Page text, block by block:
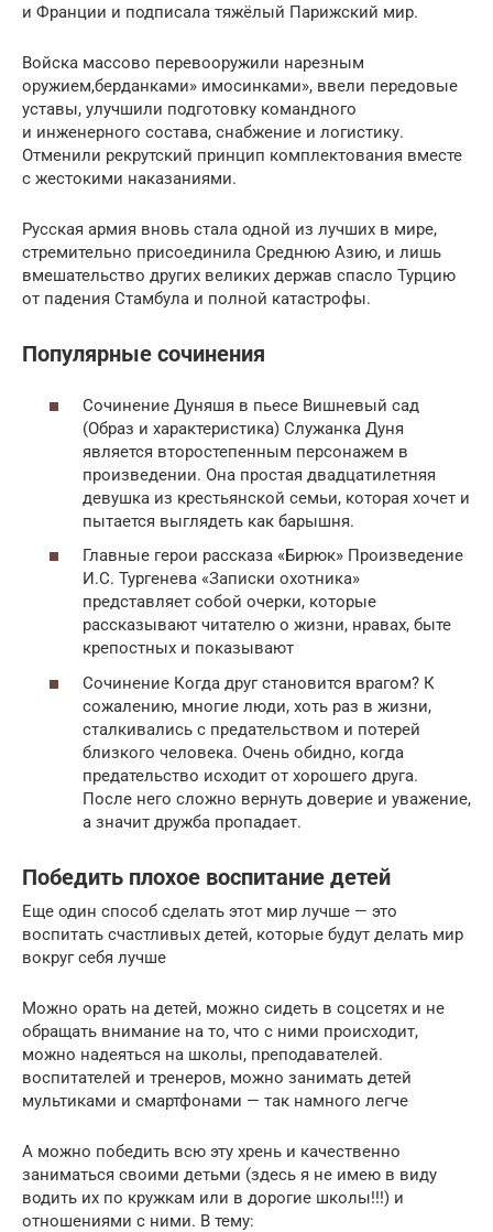
и Франции и подписала тяжёлый Парижский мир.
Войска массово перевооружили нарезным
оружием,берданками» имосинками», ввели передовые
уставы, улучшили подготовку командного
и инженерного состава, снабжение и логистику.
Отменили рекрутский принцип комплектования вместе
с жестокими наказаниями.
Русская армия вновь стала одной из лучших в мире,
стремительно присоединила Среднюю Азию, и лишь
вмешательство других великих держав спасло Турцию
от падения Стамбула и полной катастрофы.
Популярные сочинения
Сочинение Дуняшя в пьесе Вишневый сад
(Образ и характеристика) Служанка Дуня
является второстепенным персонажем в
произведении. Она простая двадцатилетняя
девушка из крестьянской семьи, которая хочет и
пытается выглядеть как барышня.
Главные герои рассказа «Бирюк» Произведение
И.С. Тургенева «Записки охотника»
представляет собой очерки, которые
рассказывают читателю о жизни, нравах, быте
крепостных и показывают
Сочинение Когда друг становится врагом? К
сожалению, многие люди, хоть раз в жизни,
сталкивались с предательством и потерей
близкого человека. Очень обидно, когда
предательство исходит от хорошего друга.
После него сложно вернуть доверие и уважение,
а значит дружба пропадает.
Победить плохое воспитание детей
Еще один способ сделать этот мир лучше — это
воспитать счастливых детей, которые будут делать мир
вокруг себя лучше
Можно орать на детей, можно сидеть в соцсетях и не
обращать внимание на то, что с ними происходит,
можно надеяться на школы, преподавателей.
воспитателей и тренеров, можно занимать детей
мультиками и смартфонами — так намного легче
А можно победить всю эту хрень и качественно
заниматься своими детьми (здесь я не имею в виду
водить их по кружкам или в дорогие школы!!!) и
отношениями с ними. В тему: